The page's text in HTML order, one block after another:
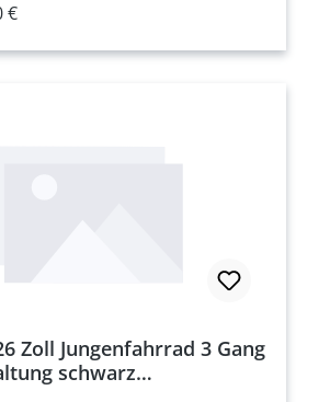
€
Zoll Jungenfahrrad 3 Gang
schwarz